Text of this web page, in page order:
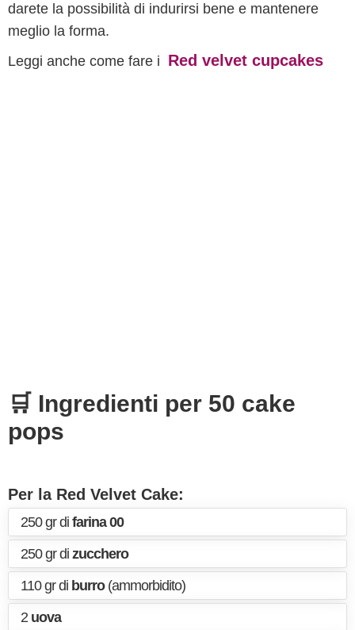
darete la possibilità di indurirsi bene e mantenere
meglio la forma.
Leggi anche come fare i Red velvet cupcakes
🛒 Ingredienti per 50 cake
pops
Per la Red Velvet Cake:
250 gr di farina 00
250 gr di zucchero
110 gr di burro(ammorbidito)
2 uova